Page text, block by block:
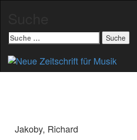
Suche
nach:
Jakoby, Richard